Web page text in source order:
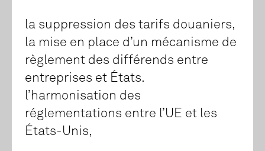
la suppression des tarifs douaniers,
la mise en place d’un mécanisme de
règlement des différends entre
entreprises et États.
l’harmonisation des
réglementations entre l’UE et les
États-Unis,